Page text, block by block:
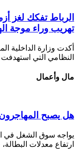
الرباط تفكك لغز
تهريب وراء موجة
أكدت وزارة الداخلية
النظامي التي استهدفت
مال وأعمال
هل يصبح
يواجه سوق الشغل في
ارتفاع معدلات